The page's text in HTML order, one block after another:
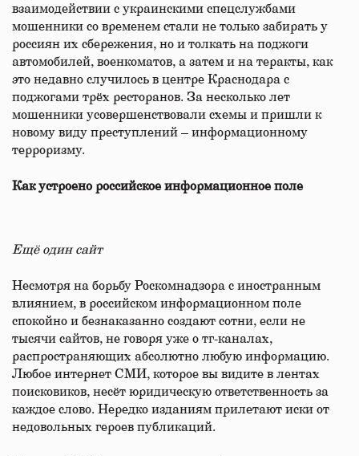
взаимодействии с украинскими спецслужбами
мошенники со временем стали не только забирать у
россиян их сбережения, но и толкать на поджоги
автомобилей, военкоматов, а затем и на теракты, как
это недавно случилось в центре Краснодара с
поджогами трёх ресторанов. За несколько лет
мошенники усовершенствовали схемы и пришли к
новому виду преступлений – информационному
терроризму.
Как устроено российское информационное поле
Ещё один сайт
Несмотря на борьбу Роскомнадзора с иностранным
влиянием, в российском информационном поле
спокойно и безнаказанно создают сотни, если не
тысячи сайтов, не говоря уже о тг-каналах,
распространяющих абсолютно любую информацию.
Любое интернет СМИ, которое вы видите в лентах
поисковиков, несёт юридическую ответственность за
каждое слово. Нередко изданиям прилетают иски от
недовольных героев публикаций.